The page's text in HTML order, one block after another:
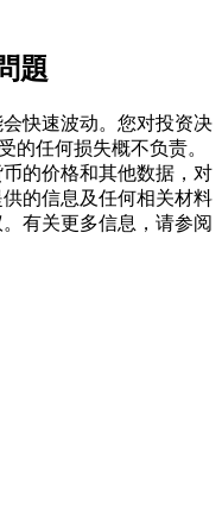
題
快速波动。您对投资决
的任何损失概不负责。
的价格和其他数据，对
的信息及任何相关材料
有关更多信息，请参阅